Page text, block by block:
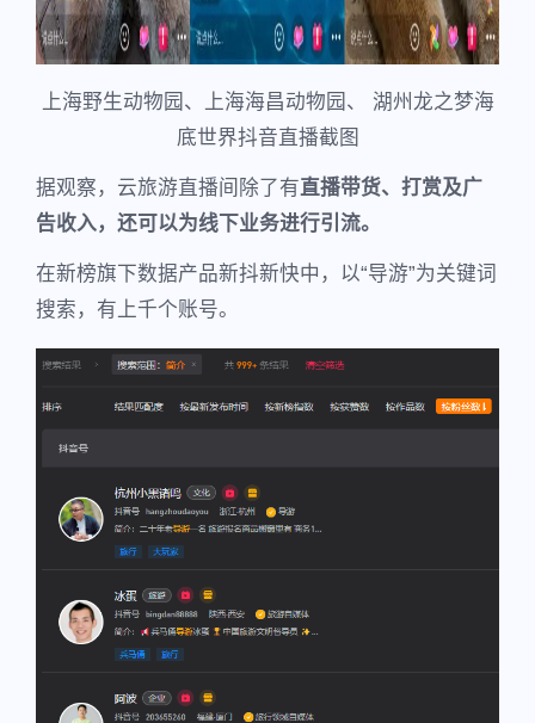
上海野生动物园、上海海昌动物园、 湖州龙之梦海
底世界抖音直播截图
据观察，云旅游直播间除了有直播带货、打赏及广
告收入，还可以为线下业务进行引流。
在新榜旗下数据产品新抖新快中，以“导游”为关键词
搜索，有上千个账号。